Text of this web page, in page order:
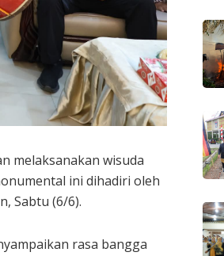
melaksanakan wisuda
ini dihadiri oleh
Sabtu (6/6).
rasa bangga